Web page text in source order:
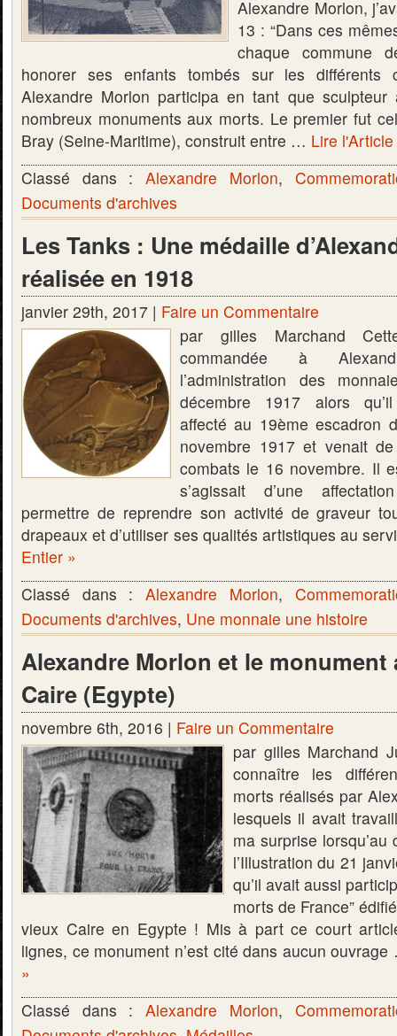
Alexandre Morlon,
13 : “Dans ces
chaque commune
honorer ses enfants tombés sur les différents
Alexandre Morlon participa en tant que
nombreux monuments aux morts. Le premier fut
Bray (Seine-Maritime), construit entre … Lire
Classé dans :Alexandre Morlon,
Documents d'archives
Les Tanks : Une médaille
réalisée en 1918
janvier 29th, 2017 | Faire un Commentaire
par gilles Marchand
commandée à
l’administration des
décembre 1917 alors
affecté au 19ème escadron
novembre 1917 et venait
combats le 16 novembre. Il
s’agissait d’une
permettre de reprendre son activité de graveur
drapeaux et d’utiliser ses qualités artistiques au
Entier »
Classé dans :Alexandre Morlon,
Documents d'archives, Une monnaie une histoire
Alexandre Morlon et le
Caire (Egypte)
novembre 6th, 2016 | Faire un Commentaire
par gilles Marchand
connaître les
morts réalisés par
lesquels il avait
ma surprise lorsqu’au
l’Illustration du 21
qu’il avait aussi
morts de France”
vieux Caire en Egypte ! Mis à part ce court
lignes, ce monument n’est cité dans aucun
»
Classé dans :Alexandre Morlon,